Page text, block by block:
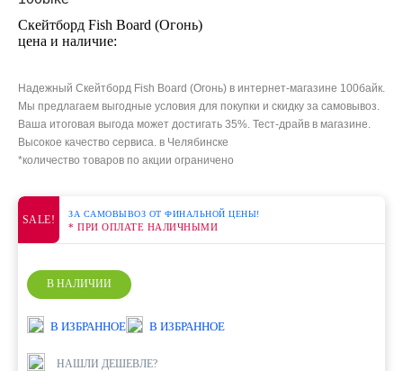
Скейтборд Fish Board (Огонь)
цена и наличие:
Надежный Скейтборд Fish Board (Огонь) в интернет-магазине 100байк.
Мы предлагаем выгодные условия для покупки и скидку за самовывоз.
Ваша итоговая выгода может достигать 35%. Тест-драйв в магазине.
Высокое качество сервиса. в Челябинске
*количество товаров по акции ограничено
SALE! ЗА САМОВЫВОЗ ОТ ФИНАЛЬНОЙ ЦЕНЫ!
* ПРИ ОПЛАТЕ НАЛИЧНЫМИ
В НАЛИЧИИ
В ИЗБРАННОЕ В ИЗБРАННОЕ
НАШЛИ ДЕШЕВЛЕ?